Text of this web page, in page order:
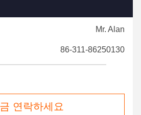
Mr. Alan
86-311-86250130
연락하세요